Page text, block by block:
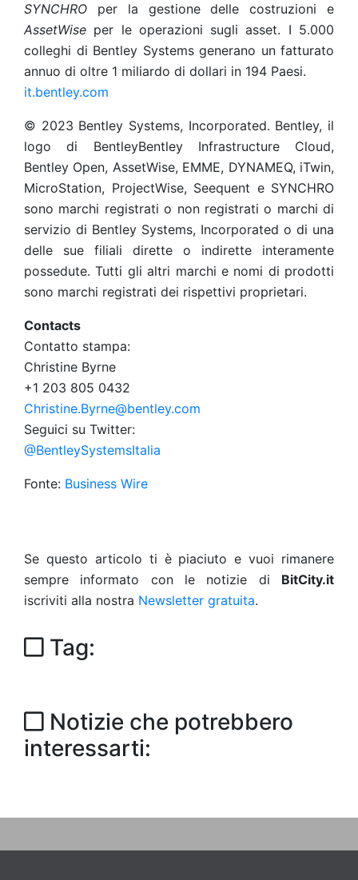
SYNCHRO per la gestione delle costruzioni e
AssetWise per le operazioni sugli asset. I 5.000
colleghi di Bentley Systems generano un fatturato
annuo di oltre 1 miliardo di dollari in 194 Paesi.
it.bentley.com
© 2023 Bentley Systems, Incorporated. Bentley, il
logo di BentleyBentley Infrastructure Cloud,
Bentley Open, AssetWise, EMME, DYNAMEQ, iTwin,
MicroStation, ProjectWise, Seequent e SYNCHRO
sono marchi registrati o non registrati o marchi di
servizio di Bentley Systems, Incorporated o di una
delle sue filiali dirette o indirette interamente
possedute. Tutti gli altri marchi e nomi di prodotti
sono marchi registrati dei rispettivi proprietari.
Contacts
Contatto stampa:
Christine Byrne
+1 203 805 0432
Christine.Byrne@bentley.com
Seguici su Twitter:
@BentleySystemsItalia
Fonte: Business Wire
Se questo articolo ti è piaciuto e vuoi rimanere
sempre informato con le notizie di BitCity.it
iscriviti alla nostra Newsletter gratuita.
Tag:
Notizie che potrebbero
interessarti: